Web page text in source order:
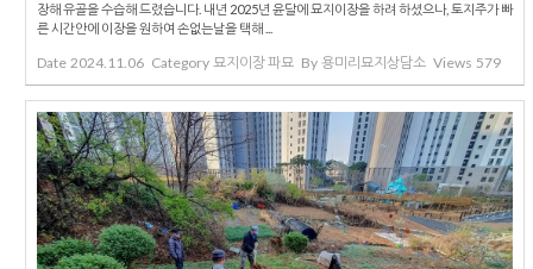
장해 유골을 수습해 드렸습니다. 내년 2025년 윤달에 묘지이장을 하려 하셨으나, 토지주가 빠
른 시간안에 이장을 원하여 손없는날을 택해 ...
Date 2024.11.06 Category 묘지이장 파묘 By 용미리묘지상담소 Views 579